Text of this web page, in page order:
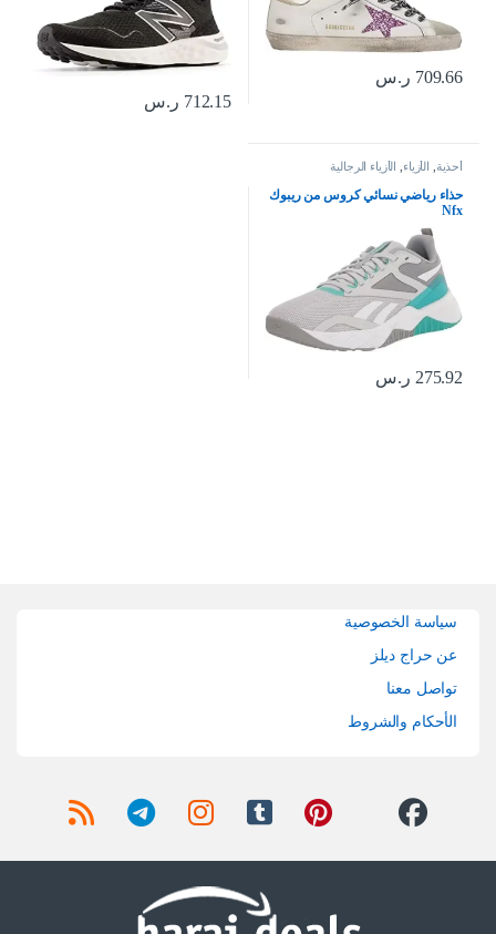
709.66 ر.س
712.15 ر.س
أحذية الأزياء الأزياء الرجالية
حذاء رياضي نسائي كروس من ريبوك
Nfx
275.92 ر.س
سياسة الخصوصية
عن حراج ديلز
تواصل معنا
الأحكام والشروط